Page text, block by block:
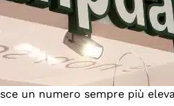
un numero sempre più